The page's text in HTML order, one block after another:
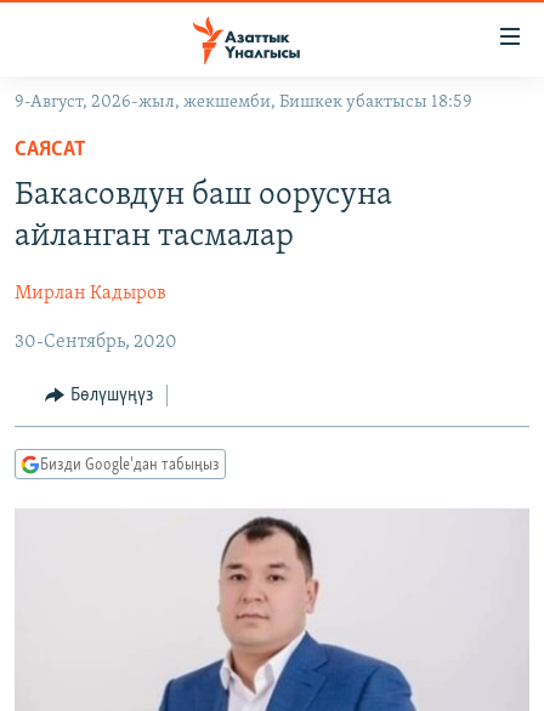
Навигацияга
өтүңүз
Издөөгө
салыңыз
ЭКОНОМИКА
МАДАНИЯТ
БОРБОР АЗИЯ
АТАЙЫН ИЛИКТӨӨ
ТВ ПРОГРАММАЛАР
БҮГҮН АЗАТТЫКТА
БИЗ ЖАНА ДҮЙНӨ
ПОДКАСТ
ӨЗГӨЧӨ ПИКИР
9-Август, 2026-жыл, жекшемби, Бишкек убактысы 18:59
САЯСАТ
Бакасовдун баш оорусуна
айланган тасмалар
Мирлан Кадыров
30-Сентябрь, 2020
Бөлүшүңүз
Бизди Google'дан табыңыз